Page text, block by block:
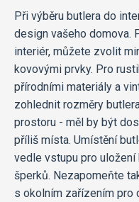
Při výběru butlera do
design vašeho domova.
interiér, můžete zvolit
kovovými prvky. Pro
přírodními materiály a
zohlednit rozměry
prostoru - měl by být
příliš místa. Umístění
vedle vstupu pro
šperků. Nezapomeňte
s okolním zařízením pro